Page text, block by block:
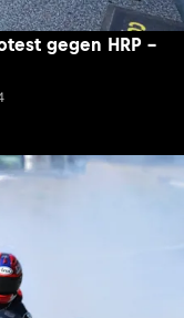
gegen HRP –